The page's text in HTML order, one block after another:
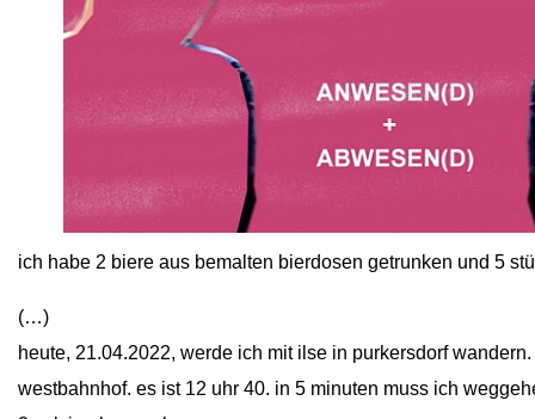
ich habe 2 biere aus bemalten bierdosen getrunken und 5
(…)
heute, 21.04.2022, werde ich mit ilse in purkersdorf
westbahnhof. es ist 12 uhr 40. in 5 minuten muss ich